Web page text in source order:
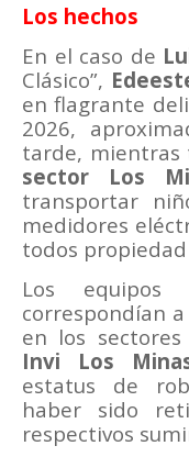
Los hechos
En el caso de
Clásico”,
en flagrante
2026,
tarde, mientras
sector Los
transportar
medidores
todos
Los equipos
correspondían
en los
Invi Los
estatus de
haber sido
respectivos